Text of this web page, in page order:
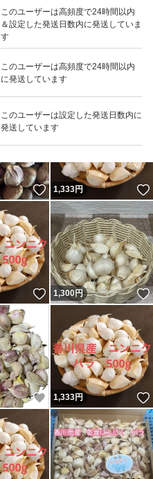
このユーザーは高頻度で24時間以内
＆設定した発送日数内に発送していま
す
このユーザーは高頻度で24時間以内
に発送しています
このユーザーは設定した発送日数内に
発送しています
いいね！
1,333
いいね！
1,333円
いいね！
1,300円
いいね！
1,333円